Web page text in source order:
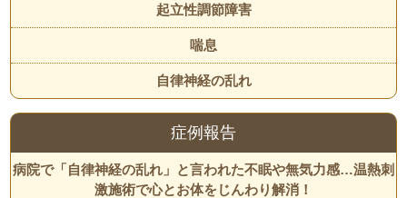
起立性調節障害
喘息
自律神経の乱れ
症例報告
病院で「自律神経の乱れ」と言われた不眠や無気力感…温熱刺
激施術で心とお体をじんわり解消！